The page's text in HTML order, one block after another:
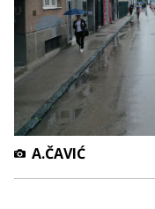
A.ČAVIĆ